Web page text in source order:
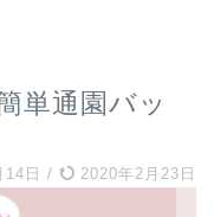
単通園バッ
日 / 2020年2月23日